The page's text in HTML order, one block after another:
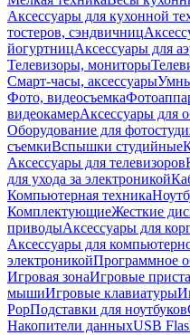
Аксессуары для кухонной
тостеров, сэндвичниц
йогуртницАксессуары для
Телевизоры, мониторы
Смарт-часы, аксессуары
Фото, видеосъемка
видеокамерАксессуары для
Оборудование для
съемкиВспышки студийные
Аксессуары для телевизоров
для ухода за электроникой
Компьютерная техника
КомплектующиеЖесткие
приводыАксессуары для
Аксессуары для
электроникойПрограммное
Игровая зонаИгровые
мышиИгровые клавиатуры
PopПодставки для ноутбуков
Накопители данныхUSB